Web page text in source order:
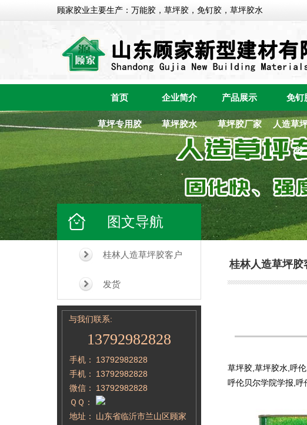
顾家胶业主要生产：万能胶，草坪胶，免钉胶，草坪胶水
首页 企业简介 产品展示 免钉
草坪专用胶 草坪胶水 草坪胶厂家 人造草
胶
图文导航
桂林人造草坪胶客户
发货
与我们联系:
13792982828
手机：
13792982828
手机：
13792982828
微信：
13792982828
ＱＱ：
地址：
山东省临沂市兰山区顾家
桂林人造草坪胶
草坪胶,草坪胶水,呼
呼伦贝尔学院学报,